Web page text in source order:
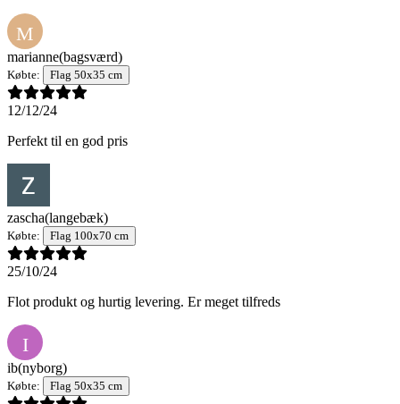
M
marianne(bagsværd)
Købte: Flag 50x35 cm
12/12/24
Perfekt til en god pris
zascha(langebæk)
Købte: Flag 100x70 cm
25/10/24
Flot produkt og hurtig levering. Er meget tilfreds
I
ib(nyborg)
Købte: Flag 50x35 cm